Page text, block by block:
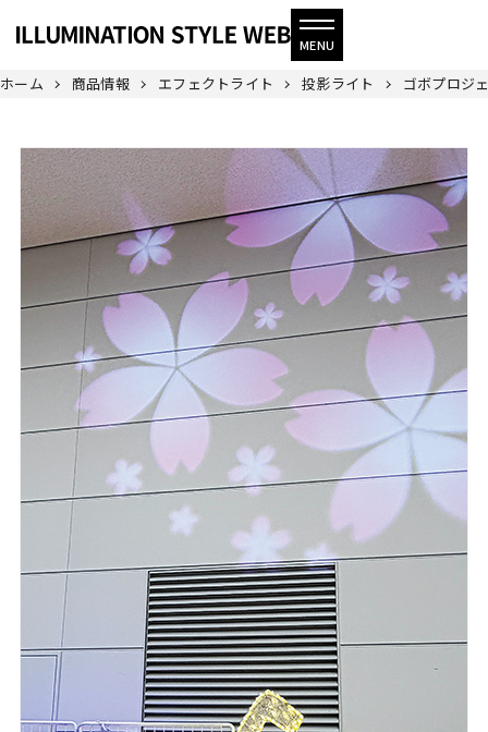
ホーム 商品情報 エフェクトライト 投影ライト ゴボプロジ